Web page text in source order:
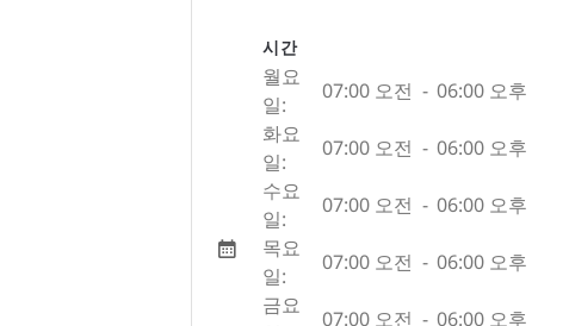
시간
월요
일:
07:00 오전 - 06:00 오후
화요
일:
07:00 오전 - 06:00 오후
수요
일:
07:00 오전 - 06:00 오후
목요
일:
07:00 오전 - 06:00 오후
금요
07:00 오전 - 06:00 오후